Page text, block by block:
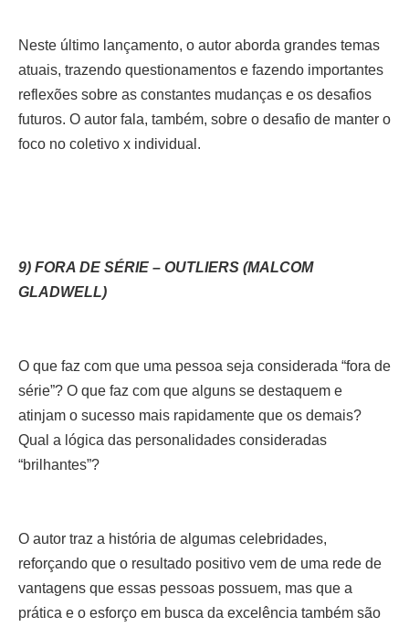
Neste último lançamento, o autor aborda grandes temas
atuais, trazendo questionamentos e fazendo importantes
reflexões sobre as constantes mudanças e os desafios
futuros. O autor fala, também, sobre o desafio de manter o
foco no coletivo x individual.
9) FORA DE SÉRIE – OUTLIERS (MALCOM
GLADWELL)
O que faz com que uma pessoa seja considerada “fora de
série”? O que faz com que alguns se destaquem e
atinjam o sucesso mais rapidamente que os demais?
Qual a lógica das personalidades consideradas
“brilhantes”?
O autor traz a história de algumas celebridades,
reforçando que o resultado positivo vem de uma rede de
vantagens que essas pessoas possuem, mas que a
prática e o esforço em busca da excelência também são